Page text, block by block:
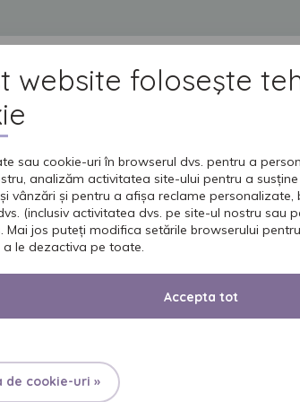
GRIJA PENTRU CEI DRAGI INGRIJIREA PIELII
că îmbătrâneşti” Georg Christoph
tinereţe sau anii de aur. Aceasta este o
îmbătrâni.
acestui proces, depinde de factorii
website foloseşte
sau cookie-uri în browserul dvs. pentru a
analizăm activitatea site-ului pentru a
vânzări și pentru a afișa reclame
(inclusiv activitatea dvs. pe site-ul nostru sau
Mai jos puteți modifica setările browserului
a le dezactiva pe toate.
Accepta tot
de cookie-uri »